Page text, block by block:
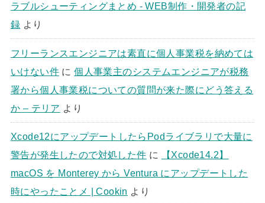
ラブルシューティングまとめ - WEB制作・開発者の記
録 より
フリーランスエンジニアは素直に個人事業税を納めては
いけない件に個人事業主のシステムエンジニアが税務
署から個人事業税についての質問が来た際にどう答える
か – テリア より
Xcode12にアップデートしたらPodライブラリで大量に
警告が発生したので対処した件 に
【Xcode14.2】
macOS を Monterey から Ventura にアップデートした
時にやったことメ | Cookin より